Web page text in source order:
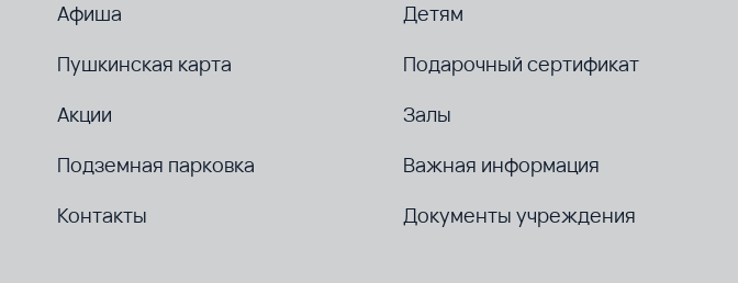
Афиша
Детям
Пушкинская карта
Подарочный сертификат
Акции
Залы
Подземная парковка
Важная информация
Контакты
Документы учреждения